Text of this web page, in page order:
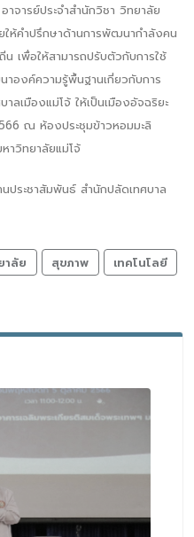
รย์ประจำสำนักวิชา วิทยาลัย
ให้คำปรึกษาด้านการพัฒนากำลังคน
เพื่อให้สามารถปรับตัวกับการใช้
องค์ความรู้พื้นฐานเกี่ยวกับการ
าลเมืองแม่โจ้ ให้เป็นเมืองอัจฉริยะ
ณ ห้องประชุมข้าวหอมมะลิ
าวิทยาลัยแม่โจ้
ประชาสัมพันธ์ สำนักปลัดเทศบาล
าลัย สุขภาพ
เทคโนโลยี